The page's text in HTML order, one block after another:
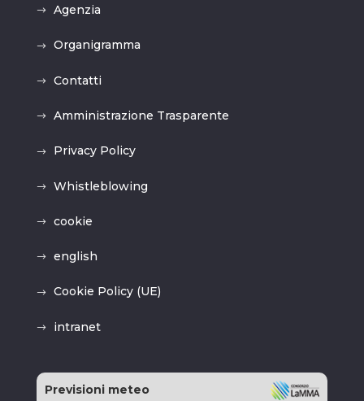
Agenzia
Organigramma
Contatti
Amministrazione Trasparente
Privacy Policy
Whistleblowing
cookie
english
Cookie Policy (UE)
intranet
Previsioni meteo